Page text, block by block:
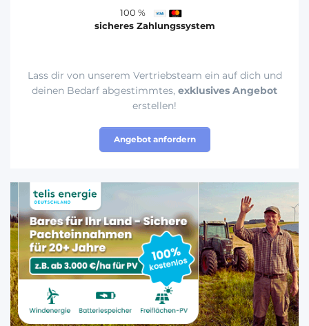
100 %
sicheres Zahlungssystem
Lass dir von unserem Vertriebsteam ein auf dich und
deinen Bedarf abgestimmtes, exklusives Angebot
erstellen!
Angebot anfordern